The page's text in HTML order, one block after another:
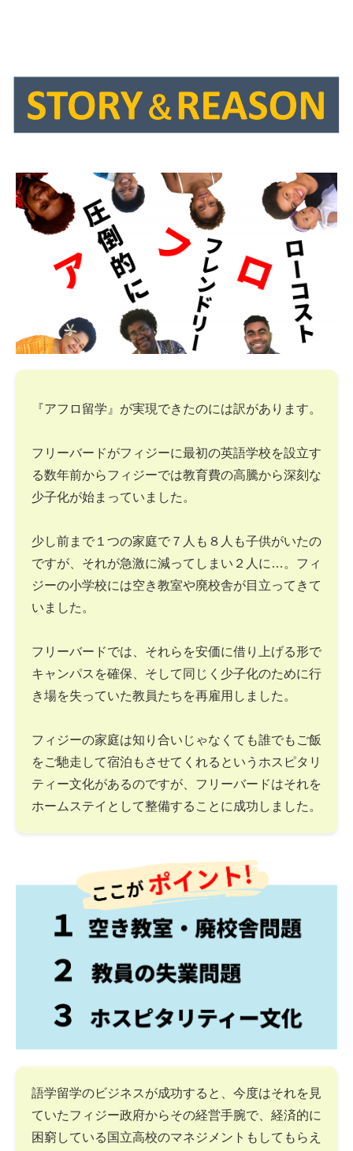
『アフロ留学』が実現できたのには訳があります。
フリーバードがフィジーに最初の英語学校を設立す
る数年前からフィジーでは教育費の高騰から深刻な
少子化が始まっていました。
少し前まで１つの家庭で７人も８人も子供がいたの
ですが、それが急激に減ってしまい２人に…。フィ
ジーの小学校には空き教室や廃校舎が目立ってきて
いました。
フリーバードでは、それらを安価に借り上げる形で
キャンパスを確保、そして同じく少子化のために行
き場を失っていた教員たちを再雇用しました。
フィジーの家庭は知り合いじゃなくても誰でもご飯
をご馳走して宿泊もさせてくれるというホスピタリ
ティー文化があるのですが、フリーバードはそれを
ホームステイとして整備することに成功しました。
語学留学のビジネスが成功すると、今度はそれを見
ていたフィジー政府からその経営手腕で、経済的に
困窮している国立高校のマネジメントもしてもらえ